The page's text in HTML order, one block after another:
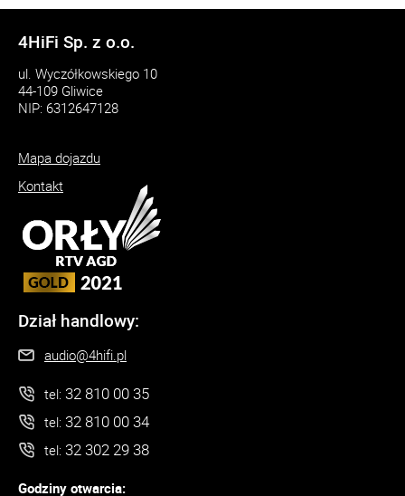
4HiFi Sp. z o.o.
ul. Wyczółkowskiego 10
44-109 Gliwice
NIP: 6312647128
Mapa dojazdu
Kontakt
Dział handlowy:
audio@4hifi.pl
tel: 32 810 00 35
tel: 32 810 00 34
tel: 32 302 29 38
Godziny otwarcia: